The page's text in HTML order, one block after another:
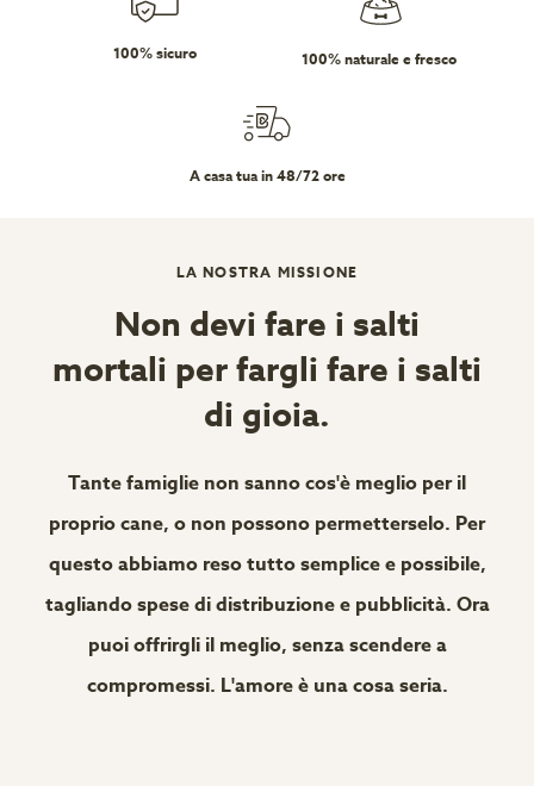
100% sicuro 100% naturale e fresco
A casa tua in 48/72 ore
LA NOSTRA MISSIONE
Non devi fare i salti
mortali per fargli fare i salti
di gioia.
Tante famiglie non sanno cos'è meglio per il
proprio cane, o non possono permetterselo. Per
questo abbiamo reso tutto semplice e possibile,
tagliando spese di distribuzione e pubblicità. Ora
puoi offrirgli il meglio, senza scendere a
compromessi. L'amore è una cosa seria.